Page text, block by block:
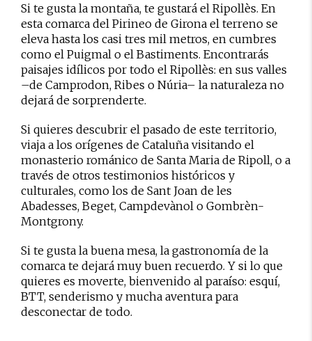
Si te gusta la montaña, te gustará el Ripollès. En
esta comarca del Pirineo de Girona el terreno se
eleva hasta los casi tres mil metros, en cumbres
como el Puigmal o el Bastiments. Encontrarás
paisajes idílicos por todo el Ripollès: en sus valles
–de Camprodon, Ribes o Núria– la naturaleza no
dejará de sorprenderte.
Si quieres descubrir el pasado de este territorio,
viaja a los orígenes de Cataluña visitando el
monasterio románico de Santa Maria de Ripoll, o a
través de otros testimonios históricos y
culturales, como los de Sant Joan de les
Abadesses, Beget, Campdevànol o Gombrèn-
Montgrony.
Si te gusta la buena mesa, la gastronomía de la
comarca te dejará muy buen recuerdo. Y si lo que
quieres es moverte, bienvenido al paraíso: esquí,
BTT, senderismo y mucha aventura para
desconectar de todo.